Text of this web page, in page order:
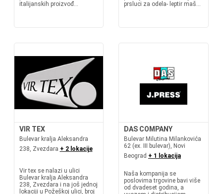
italijanskih proizvođ...
prsluci za odela- leptir maš...
VIR TEX
Bulevar kralja Aleksandra
238, Zvezdara + 2 lokacije
Vir tex se nalazi u ulici
Bulevar kralja Aleksandra
238, Zvezdara i na još jednoj
lokaciji u Požeškoj ulici, broj
DAS COMPANY
Bulevar Milutina Milankovića
62 (ex. III bulevar), Novi
Beograd + 1 lokacija
Naša kompanija se
poslovima trgovine bavi više
od dvadeset godina, a